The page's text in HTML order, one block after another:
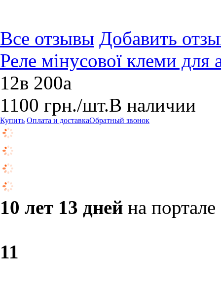
Все отзывы Добавить
Реле мінусової клеми для
12в 200а
1100 грн./шт.В наличии
Купить Оплата и доставкаОбратный звонок
10 лет 13 дней на портале
11